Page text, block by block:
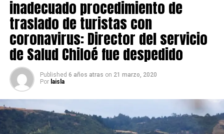
inadecuado procedimiento de
traslado de turistas con
coronavirus: Director del servicio
de Salud Chiloé fue despedido
Published 6 años atras on 21 marzo, 2020
Por laisla